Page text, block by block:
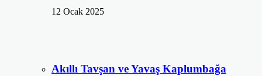
12 Ocak 2025
Akıllı Tavşan ve Yavaş Kaplumbağa